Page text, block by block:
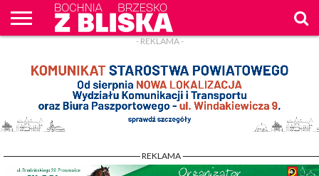
WPROST
REKLAM
- REKLAMA -
- REKLAMA -